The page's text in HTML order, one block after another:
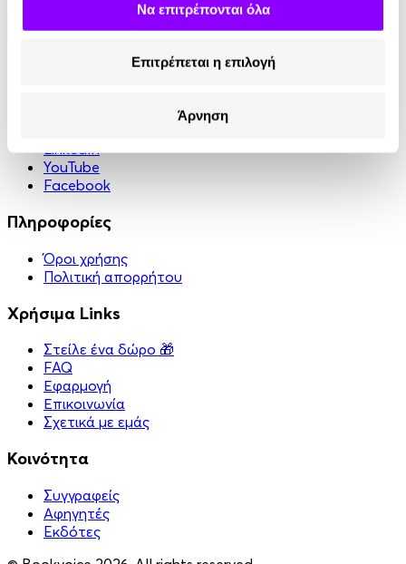
Να επιτρέπονται όλα
Επιτρέπεται η επιλογή
Άρνηση
LinkedIn
YouTube
Facebook
Πληροφορίες
Όροι χρήσης
Πολιτική απορρήτου
Χρήσιμα Links
Στείλε ένα δώρο 🎁
FAQ
Εφαρμογή
Επικοινωνία
Σχετικά με εμάς
Κοινότητα
Συγγραφείς
Αφηγητές
Eκδότες